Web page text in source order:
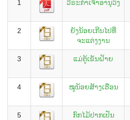
1 ວິີຣະກຳເຈົ້າອານຸວົງ
2
ຍັງນ້ອຍເກີນໄປທີ່
ຈະແຕ່ງງານ
3 ແມ່ຕູ້ເຂັນຝ້າຍ
4 ໝູນ້ອຍສ້າງເຮືອນ
5 ກົກໄມ້ປາກເປັນ